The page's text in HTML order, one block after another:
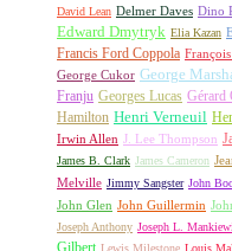
David Lean Delmer Daves Dino
Edward Dmytryk Elia Kazan
Francis Ford Coppola
George Cukor George
Franju Georges Lucas Gérard
Hamilton Henri Verneuil
Irwin Allen J. Lee Thompson
James B. Clark James Cameron
Melville Jimmy Sangster John
John Glen John Guillermin
Joseph Anthony Joseph L.
Gilbert Lewis Milestone Louis